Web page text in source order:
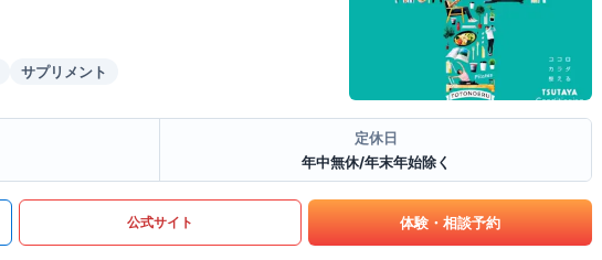
サプリメント
定休日
年中無休/年末年始除く
公式サイト 体験・相談予約